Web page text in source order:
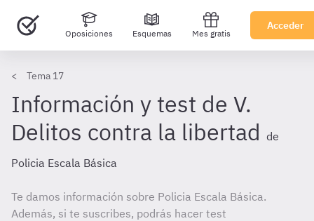
Oposiciones Esquemas Mes gratis
Acceder
Tema 17
Información y test de V.
Delitos contra la libertad de
Policia Escala Básica
Te damos información sobre Policia Escala Básica.
Además, si te suscribes, podrás hacer test